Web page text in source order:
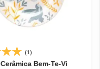
(1)
Bem-Te-Vi